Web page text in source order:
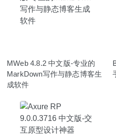
MWeb 4.8.2 中文版-专业的
MarkDown写作与静态博客生
成软件